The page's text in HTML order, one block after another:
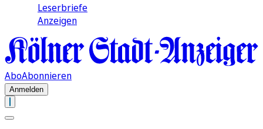
Leserbriefe
Anzeigen
AboAbonnieren
Anmelden